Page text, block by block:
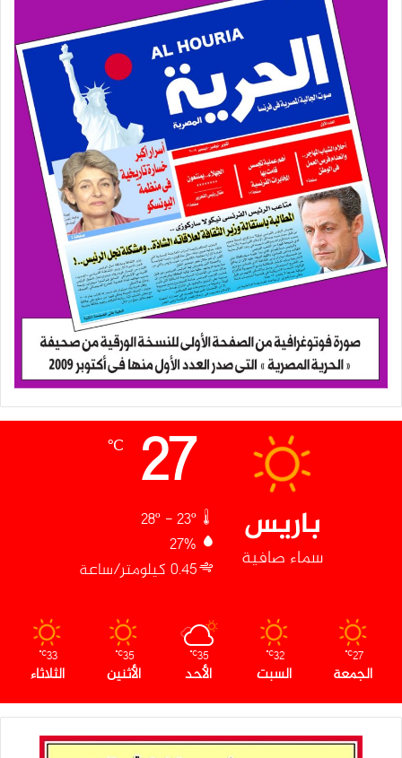
باريس
سماء صافية
27
℃
27%
0.45 كيلومتر/ساعة
27
℃
الجمعة
32
℃
السبت
35
℃
الأحد
35
℃
الأثنين
33
℃
الثلاثاء